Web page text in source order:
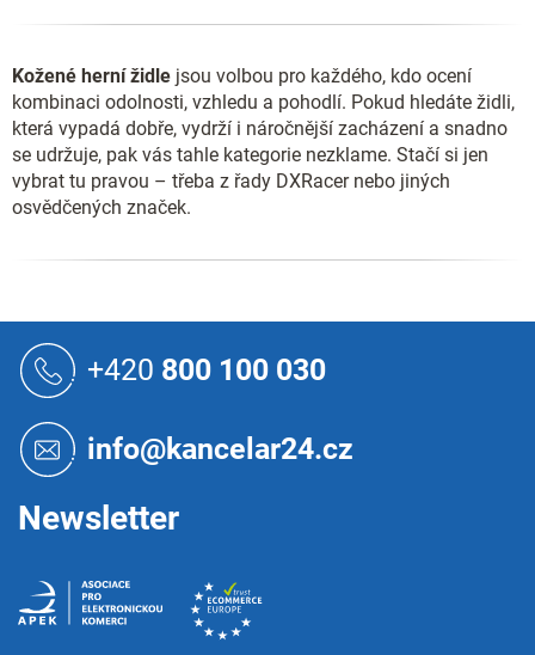
Kožené herní židle jsou volbou pro každého, kdo ocení
kombinaci odolnosti, vzhledu a pohodlí. Pokud hledáte židli,
která vypadá dobře, vydrží i náročnější zacházení a snadno
se udržuje, pak vás tahle kategorie nezklame. Stačí si jen
vybrat tu pravou – třeba z řady DXRacer nebo jiných
osvědčených značek.
+420 800 100 030
info@kancelar24.cz
Newsletter